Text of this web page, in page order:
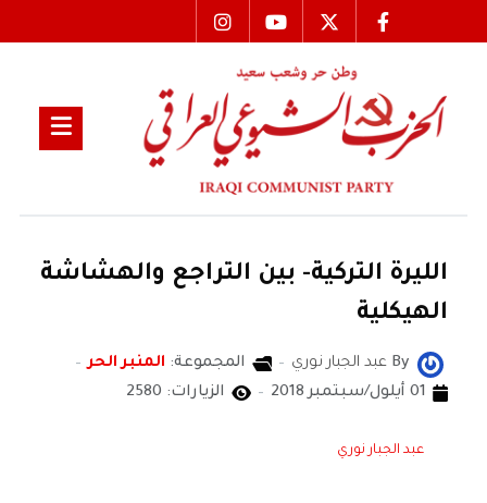
الليرة التركية- بين التراجع والهشاشة
الهيكلية
By عبد الجبار نوري المجموعة: المنبر الحر
01 أيلول/سبتمبر 2018
الزيارات: 2580
عبد الجبار نوري